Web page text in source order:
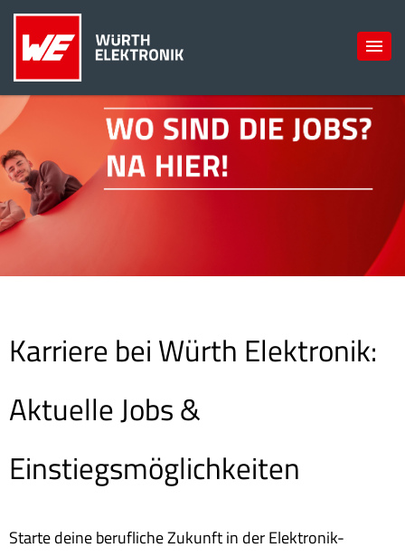
Karriere bei Würth Elektronik:
Aktuelle Jobs &
Einstiegsmöglichkeiten
Starte deine berufliche Zukunft in der Elektronik-